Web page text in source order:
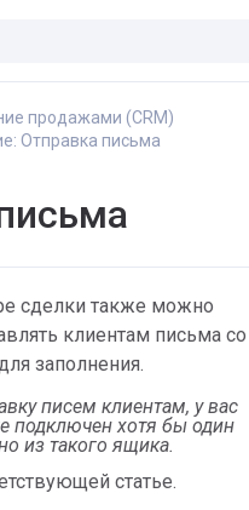
продажами (CRM)
Отправка письма
сделки также можно
клиентам письма со
заполнения.
писем клиентам, у вас
подключен хотя бы один
из такого ящика.
статье.